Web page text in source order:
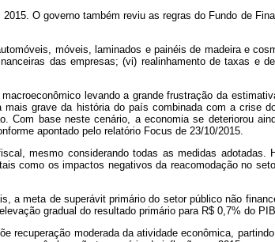
O governo também reviu as regras do Fundo de
móveis, laminados e painéis de madeira e
das empresas; (vi) realinhamento de taxas e
levando a grande frustração da
grave da história do país combinada com a crise
Com base neste cenário, a economia se deteriorou
apontado pelo relatório Focus de 23/10/2015.
mesmo considerando todas as medidas adotadas.
como os impactos negativos da reacomodação no
meta de superávit primário do setor público não
gradual do resultado primário para R$ 0,7% do
recuperação moderada da atividade econômica,